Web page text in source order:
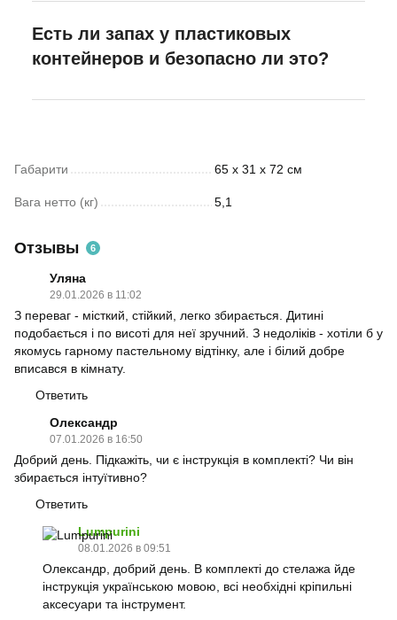
Есть ли запах у пластиковых
контейнеров и безопасно ли это?
Габарити 65 x 31 x 72 см
Вага нетто (кг) 5,1
Отзывы 6
Уляна
29.01.2026 в 11:02
З переваг - місткий, стійкий, легко збирається. Дитині
подобається і по висоті для неї зручний. З недоліків - хотіли б у
якомусь гарному пастельному відтінку, але і білий добре
вписався в кімнату.
Ответить
Олександр
07.01.2026 в 16:50
Добрий день. Підкажіть, чи є інструкція в комплекті? Чи він
збирається інтуїтивно?
Ответить
Lumpurini
08.01.2026 в 09:51
Олександр, добрий день. В комплекті до стелажа йде
інструкція українською мовою, всі необхідні кріпильні
аксесуари та інструмент.